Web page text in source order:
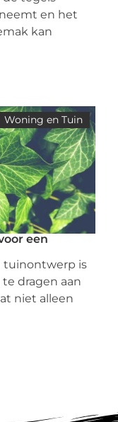
en het
kan
Woning en Tuin
een
tuinontwerp is
dragen aan
niet alleen